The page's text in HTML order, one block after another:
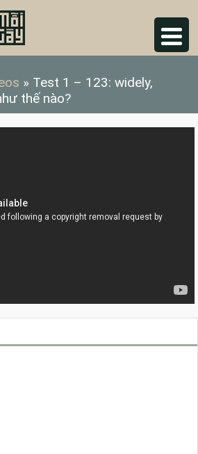
» Test 1 – 123: widely,
thế nào?